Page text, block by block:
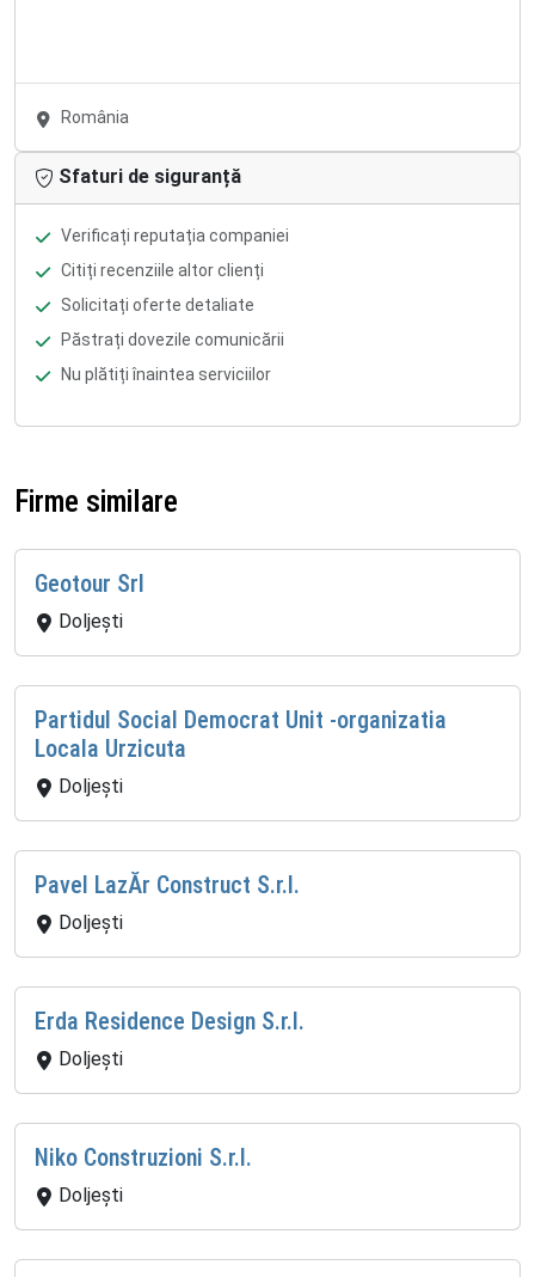
România
Sfaturi de siguranță
Verificați reputația companiei
Citiți recenziile altor clienți
Solicitați oferte detaliate
Păstrați dovezile comunicării
Nu plătiți înaintea serviciilor
Firme similare
Geotour Srl
Doljeşti
Partidul Social Democrat Unit -organizatia
Locala Urzicuta
Doljeşti
Pavel LazĂr Construct S.r.l.
Doljeşti
Erda Residence Design S.r.l.
Doljeşti
Niko Construzioni S.r.l.
Doljeşti